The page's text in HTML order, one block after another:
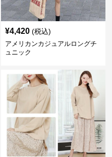
¥4,420 (税込)
アメリカンカジュアルロングチ
ュニック